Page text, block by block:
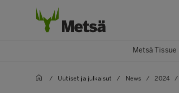
Metsä Tissue
/ Uutiset ja julkaisut / News / 2024 /